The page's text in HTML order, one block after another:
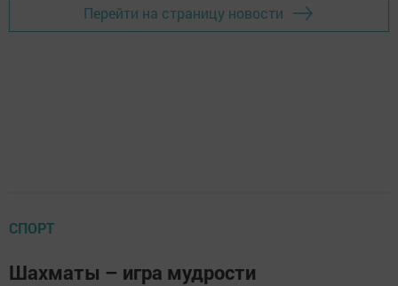
Перейти на страницу новости
СПОРТ
Шахматы – игра мудрости